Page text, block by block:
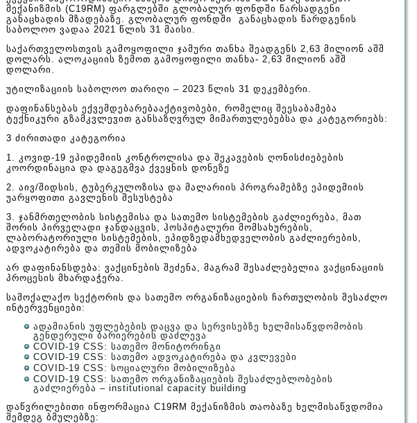
მექანიზმის (C19RM) ფარგლებში გლობალურ ფონდში წარსადგენი
განაცხადის მზადებაზე. გლობალურ ფონდში განაცხადის წარდგენის
საბოლოო ვადაა 2021 წლის 31 მაისი.
საქართველოსთვის გამოყოფილი ჯამური თანხა შეადგენს 2,63 მილიონ აშშ
დოლარს. ალოკაციის ზემოთ გამოყოფილი თანხა- 2,63 მილიონ აშშ
დოლარი.
უტილიზაციის საბოლოო თარიღი – 2023 წლის 31 დეკემბერი.
დაფინანსებას ექვემდებარებააქტივობები, რომელიც შეესაბამება
ტექნიკური გზამკვლევით განსაზღვრულ მიმართულებებსა და კატეგორიებს:
3 ძირითადი კატეგორია
1. კოვიდ-19 ეპიდემიის კონტროლისა და შეკავების ღონისძიებების
კოორდინაცია და დაგეგმვა ქვეყნის დონეზე
2. აივ/შიდსის, ტუბერკულოზისა და მალარიის პროგრამებზე ეპიდემიის
უარყოფითი გავლენის შესუსტება
3. ჯანმრთელობის სისტემისა და სათემო სისტემების გაძლიერება, მათ
შორის პირველადი ჯანდაცვის, ჰოსპიტალური მომსახურების,
ლაბორატორიული სისტემების, ეპიდზედამხედველობის გაძლიერების,
ადვოკატირება და თემის მობილიზება
არ დაფინანსდება: ვაქცინების შეძენა, მაგრამ შესაძლებელია ვაქცინაციის
პროცესის მხარდაჭერა.
სამოქალაქო სექტორის და სათემო ორგანიზაციების ჩართულობის შესაძლო
ინტერვენციები:
ადამიანის უფლებების დაცვა და სერვისებზე ხელმისაწვდომობის
გენდერული ბარიერების დაძლევა
COVID-19 CSS: სათემო მონიტორინგი
COVID-19 CSS: სათემო ადვოკატირება და კვლევები
COVID-19 CSS: სოციალური მობილიზება
COVID-19 CSS: სათემო ორგანიზაციების შესაძლებლობების
გაძლიერება – institutional capacity building
დაწვრილებითი ინფორმაცია C19RM მექანიზმის თაობაზე ხელმისაწვდომია
შემდეგ ბმულებზე: